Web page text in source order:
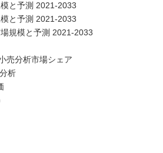
と予測 2021-2033
と予測 2021-2033
規模と予測 2021-2033
売分析市場シェア
析